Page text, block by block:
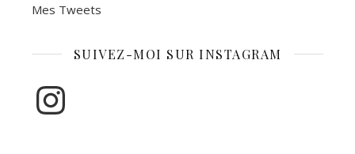
Mes Tweets
SUIVEZ-MOI SUR INSTAGRAM
Instagram